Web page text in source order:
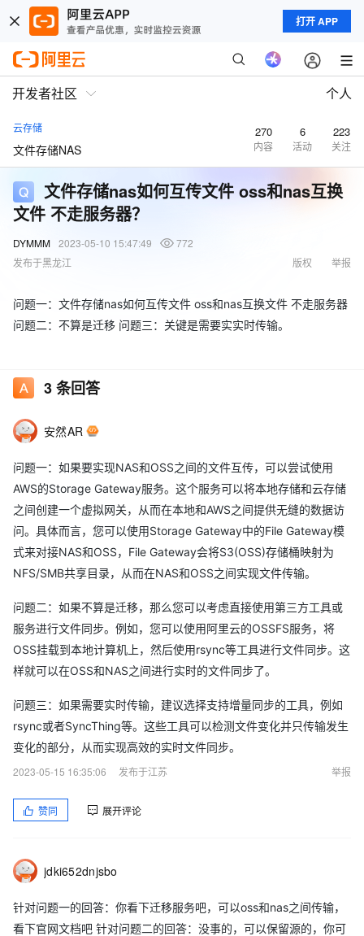
打开 APP
开发者社区 个人
云存储
文件存储NAS
270
内容
6
活动
223
关注
文件存储nas如何互传文件 oss和nas互换
文件 不走服务器？
DYMMM 2023-05-10 15:47:49
772
发布于黑龙江
举报
版权
问题一：文件存储nas如何互传文件 oss和nas互换文件 不走服务器
问题二：不算是迁移 问题三：关键是需要实实时传输。
3条回答
安然AR
问题一：如果要实现NAS和OSS之间的文件互传，可以尝试使用
AWS的Storage Gateway服务。这个服务可以将本地存储和云存储
之间创建一个虚拟网关，从而在本地和AWS之间提供无缝的数据访
问。具体而言，您可以使用Storage Gateway中的File Gateway模
式来对接NAS和OSS，File Gateway会将S3(OSS)存储桶映射为
NFS/SMB共享目录，从而在NAS和OSS之间实现文件传输。
问题二：如果不算是迁移，那么您可以考虑直接使用第三方工具或
服务进行文件同步。例如，您可以使用阿里云的OSSFS服务，将
OSS挂载到本地计算机上，然后使用rsync等工具进行文件同步。这
样就可以在OSS和NAS之间进行实时的文件同步了。
问题三：如果需要实时传输，建议选择支持增量同步的工具，例如
rsync或者SyncThing等。这些工具可以检测文件变化并只传输发生
变化的部分，从而实现高效的实时文件同步。
2023-05-15 16:35:06
发布于江苏 举报
赞同 展开评论
jdki652dnjsbo
针对问题一的回答：你看下迁移服务吧，可以oss和nas之间传输，
看下官网文档吧 针对问题二的回答：没事的，可以保留源的，你可